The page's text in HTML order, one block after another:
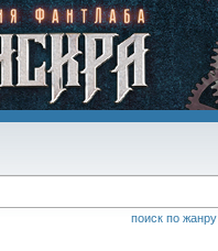
поиск по жанру